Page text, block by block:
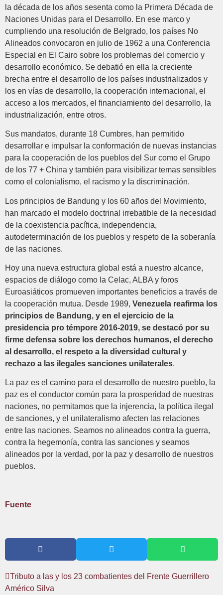
la década de los años sesenta como la Primera Década de
Naciones Unidas para el Desarrollo. En ese marco y
cumpliendo una resolución de Belgrado, los países No
Alineados convocaron en julio de 1962 a una Conferencia
Especial en El Cairo sobre los problemas del comercio y
desarrollo económico. Se debatió en ella la creciente
brecha entre el desarrollo de los países industrializados y
los en vías de desarrollo, la cooperación internacional, el
acceso a los mercados, el financiamiento del desarrollo, la
industrialización, entre otros.
Sus mandatos, durante 18 Cumbres, han permitido
desarrollar e impulsar la conformación de nuevas instancias
para la cooperación de los pueblos del Sur como el Grupo
de los 77 + China y también para visibilizar temas sensibles
como el colonialismo, el racismo y la discriminación.
Los principios de Bandung y los 60 años del Movimiento,
han marcado el modelo doctrinal irrebatible de la necesidad
de la coexistencia pacífica, independencia,
autodeterminación de los pueblos y respeto de la soberanía
de las naciones.
Hoy una nueva estructura global está a nuestro alcance,
espacios de diálogo como la Celac, ALBA y foros
Euroasiáticos promueven importantes beneficios a través de
la cooperación mutua. Desde 1989, Venezuela reafirma los
principios de Bandung, y en el ejercicio de la
presidencia pro témpore 2016-2019, se destacó por su
firme defensa sobre los derechos humanos, el derecho
al desarrollo, el respeto a la diversidad cultural y
rechazo a las ilegales sanciones unilaterales.
La paz es el camino para el desarrollo de nuestro pueblo, la
paz es el conductor común para la prosperidad de nuestras
naciones, no permitamos que la injerencia, la política ilegal
de sanciones, y el unilateralismo afecten las relaciones
entre las naciones. Seamos no alineados contra la guerra,
contra la hegemonía, contra las sanciones y seamos
alineados por la verdad, por la paz y desarrollo de nuestros
pueblos.
Fuente
Tributo a las y los 23 combatientes del Frente Guerrillero
Américo Silva